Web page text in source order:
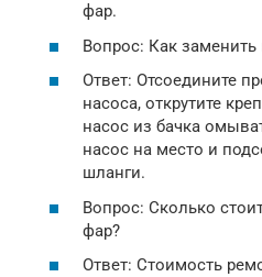
фар.
Вопрос: Как
Ответ: Отсоедините
насоса, открутите
насос из бачка
насос на место и
шланги.
Вопрос: Сколько
фар?
Ответ: Стоимость